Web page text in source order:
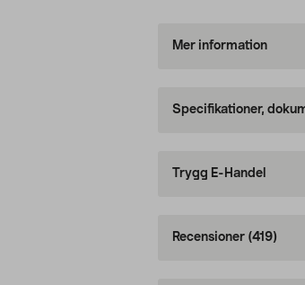
Mer information
Specifikationer,
Trygg E-Handel
Recensioner (419)